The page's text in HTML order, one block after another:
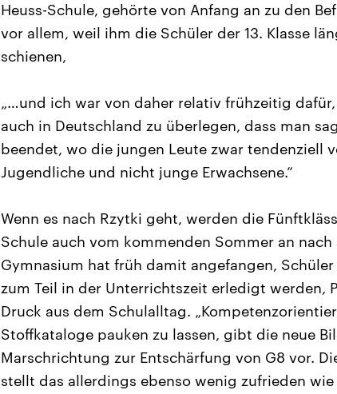
Heuss-Schule, gehörte von Anfang an zu den
vor allem, weil ihm die Schüler der 13. Klasse
schienen,
„…und ich war von daher relativ frühzeitig
auch in Deutschland zu überlegen, dass man
beendet, wo die jungen Leute zwar tendenziell
Jugendliche und nicht junge Erwachsene.“
Wenn es nach Rzytki geht, werden die
Schule auch vom kommenden Sommer an
Gymnasium hat früh damit angefangen,
zum Teil in der Unterrichtszeit erledigt werden,
Druck aus dem Schulalltag.
Stoffkataloge pauken zu lassen, gibt die neue
Marschrichtung zur Entschärfung von G8 vor.
stellt das allerdings ebenso wenig zufrieden